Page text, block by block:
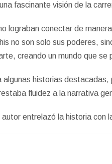
fascinante visión de la
lograban conectar de
no son solo sus poderes,
creando un mundo que se
historias
fluidez a la narrativa
entrelazó la historia